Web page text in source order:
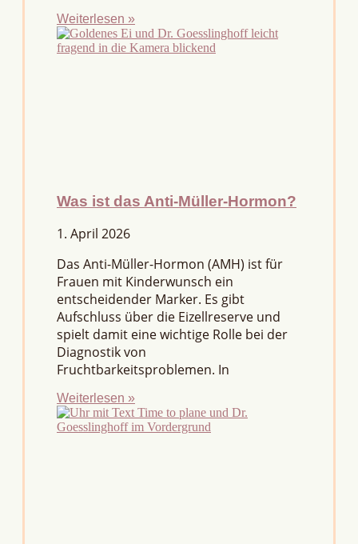
Weiterlesen »
Was ist das Anti-Müller-Hormon?
1. April 2026
Das Anti-Müller-Hormon (AMH) ist für
Frauen mit Kinderwunsch ein
entscheidender Marker. Es gibt
Aufschluss über die Eizellreserve und
spielt damit eine wichtige Rolle bei der
Diagnostik von
Fruchtbarkeitsproblemen. In
Weiterlesen »